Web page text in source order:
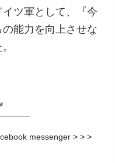
ツ軍として、『今
能力を向上させな
messenger > > >